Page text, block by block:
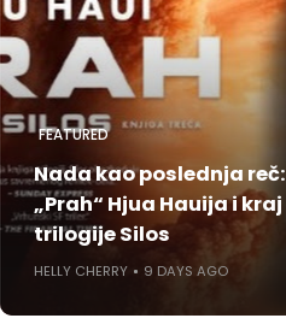
FEATURED
Nada kao poslednja reč:
„Prah“ Hjua Hauija i kraj
trilogije Silos
HELLY CHERRY 9 DAYS AGO